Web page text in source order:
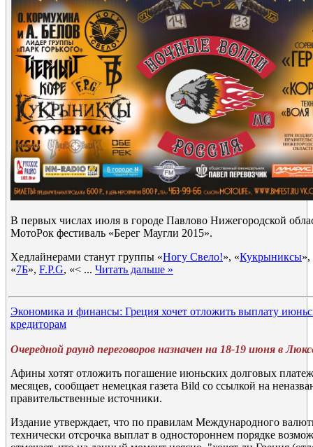
В первых числах июля в городе Павлово Нижегородской
МотоРок фестиваль «Берег Маугли 2015».
Хедлайнерами станут группы «Ногу Свело!», «Кукрыниксы»,
«7Б», F.P.G, «< ... Читать дальше »
Экономика и финансы: Греция хочет отложить выплату
кредиторам
Очередной раунд переговоров назначен на 18-19 июня в
Афины хотят отложить погашение июньских долговых
месяцев, сообщает немецкая газета Bild со ссылкой на
правительственные источники.
Издание утверждает, что по правилам Международного
технически отсрочка выплат в одностороннем порядке